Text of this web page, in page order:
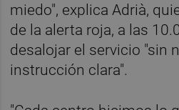
miedo", explica Adrià,
de la alerta roja, a las
desalojar el servicio "sin
instrucción clara".